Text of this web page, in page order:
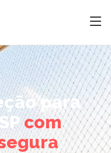
para
com